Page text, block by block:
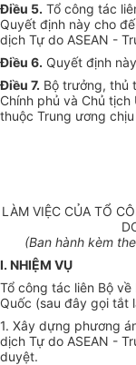
Điều 5. Tổ công tác
Quyết định này cho
dịch Tự do ASEAN -
Điều 6. Quyết định
Điều 7. Bộ trưởng, thủ
Chính phủ và Chủ
thuộc Trung ương
LÀM VIỆC CỦA TỔ
(Ban hành kèm
I. NHIỆM VỤ
Tổ công tác liên Bộ
Quốc (sau đây gọi tắt
1. Xây dựng phương
dịch Tự do ASEAN -
duyệt.